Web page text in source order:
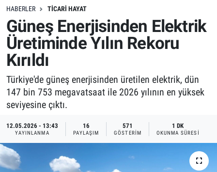
HABERLER TICARI HAYAT
Güneş Enerjisinden Elektrik
Üretiminde Yılın Rekoru
Kırıldı
Türkiye'de güneş enerjisinden üretilen elektrik, dün
147 bin 753 megavatsaat ile 2026 yılının en yüksek
seviyesine çıktı.
12.05.2026 - 13:43
YAYINLANMA
16
PAYLAŞIM
571
GÖSTERIM
1 DK
OKUNMA SÜRESI